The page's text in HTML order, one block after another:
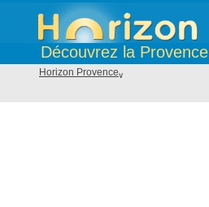
Découvrez la Provence
Horizon Provence